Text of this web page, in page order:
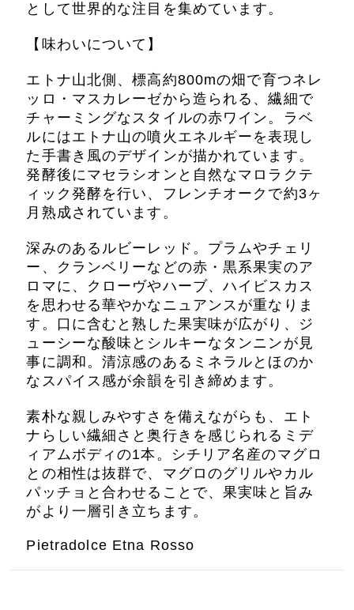
として世界的な注目を集めています。
【味わいについて】
エトナ山北側、標高約800mの畑で育つネレ
ッロ・マスカレーゼから造られる、繊細で
チャーミングなスタイルの赤ワイン。ラベ
ルにはエトナ山の噴火エネルギーを表現し
た手書き風のデザインが描かれています。
発酵後にマセラシオンと自然なマロラクテ
ィック発酵を行い、フレンチオークで約3ヶ
月熟成されています。
深みのあるルビーレッド。プラムやチェリ
ー、クランベリーなどの赤・黒系果実のア
ロマに、クローヴやハーブ、ハイビスカス
を思わせる華やかなニュアンスが重なりま
す。口に含むと熟した果実味が広がり、ジ
ューシーな酸味とシルキーなタンニンが見
事に調和。清涼感のあるミネラルとほのか
なスパイス感が余韻を引き締めます。
素朴な親しみやすさを備えながらも、エト
ナらしい繊細さと奥行きを感じられるミデ
ィアムボディの1本。シチリア名産のマグロ
との相性は抜群で、マグロのグリルやカル
パッチョと合わせることで、果実味と旨み
がより一層引き立ちます。
Pietradolce Etna Rosso